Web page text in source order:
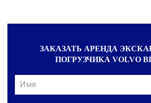
ЗАКАЗАТЬ АРЕНДА
ПОГРУЗЧИКА VOLVO